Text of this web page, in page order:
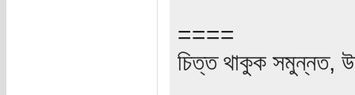
====
চিত্ত থাকুক সমুন্নত,